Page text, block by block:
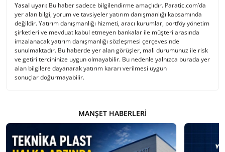
Yasal uyarı: Bu haber sadece bilgilendirme amaçlıdır. Paratic.com’da
yer alan bilgi, yorum ve tavsiyeler yatırım danışmanlığı kapsamında
değildir. Yatırım danışmanlığı hizmeti, aracı kurumlar, portföy yönetim
şirketleri ve mevduat kabul etmeyen bankalar ile müşteri arasında
imzalanacak yatırım danışmanlığı sözleşmesi çerçevesinde
sunulmaktadır. Bu haberde yer alan görüşler, mali durumunuz ile risk
ve getiri tercihinize uygun olmayabilir. Bu nedenle yalnızca burada yer
alan bilgilere dayanarak yatırım kararı verilmesi uygun
sonuçlar doğurmayabilir.
MANŞET HABERLERI